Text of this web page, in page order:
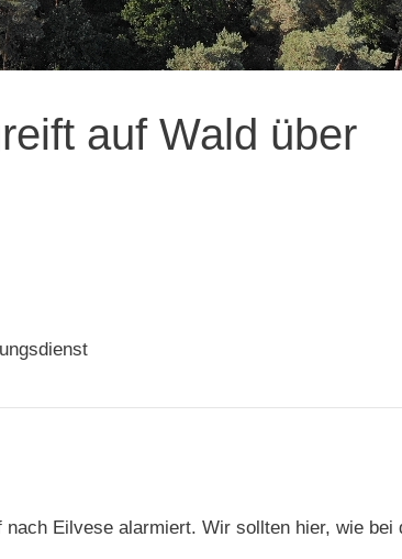
auf Wald über
Eilvese alarmiert. Wir sollten hier, wie bei